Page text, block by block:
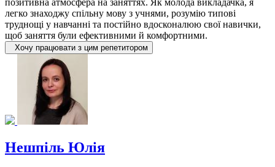
легко знаходжу спільну мову з учнями, розумію типові
труднощі у навчанні та постійно вдосконалюю свої навички,
щоб заняття були ефективними й комфортними.
Хочу працювати з цим репетитором
Нешпіль Юлія